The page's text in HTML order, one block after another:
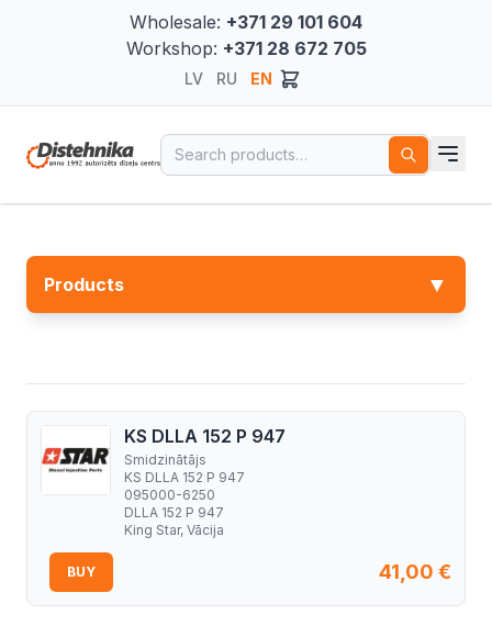
Wholesale: +371 29 101 604
Workshop: +371 28 672 705
LV RU EN
Search for:
Products ▼
KS DLLA 152 P 947
Smidzinātājs
KS DLLA 152 P 947
095000-6250
DLLA 152 P 947
King Star, Vācija
41,00 €
BUY